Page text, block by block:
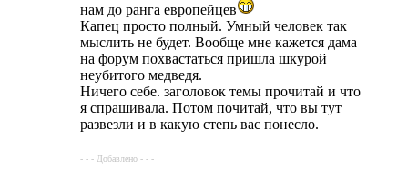
нам до ранга европейцев
Капец просто полный. Умный человек так
мыслить не будет. Вообще мне кажется дама
на форум похвастаться пришла шкурой
неубитого медведя.
Ничего себе. заголовок темы прочитай и что
я спрашивала. Потом почитай, что вы тут
развезли и в какую степь вас понесло.
- - - Добавлено - - -